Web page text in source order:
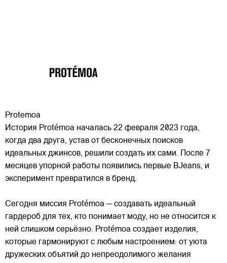
Protemoa
История Protémoa началась 22 февраля 2023 года,
когда два друга, устав от бесконечных поисков
идеальных джинсов, решили создать их сами. После 7
месяцев упорной работы появились первые BJeans, и
эксперимент превратился в бренд.
Сегодня миссия Protémoa — создавать идеальный
гардероб для тех, кто понимает моду, но не относится к
ней слишком серьёзно. Protémoa создает изделия,
которые гармонируют с любым настроением: от уюта
дружеских объятий до непреодолимого желания